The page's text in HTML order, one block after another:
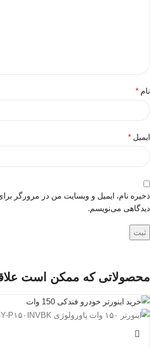
نام *
ایمیل *
ذخیره نام، ایمیل و وبسایت من در مرورگر
دیدگاهی می‌نویسم.
محصولاتی که ممکن است